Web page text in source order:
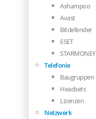
Ashampoo
Avast
Bitdefender
ESET
STARMONEY
Telefonie
Baugruppen
Headsets
Lizenzen
Netzwerk